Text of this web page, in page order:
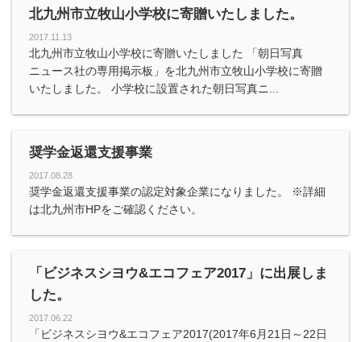
北九州市立牧山小学校に寄贈いたしました。
2017.11.13
北九州市立牧山小学校に寄贈いたしました 「朝日写真
ニュース社の専用掲示板」を北九州市立牧山小学校に寄贈
いたしました。 小学校に設置された朝日写真ニ...
奨学金返還支援事業
2017.08.28
奨学金返還支援事業の認定対象企業になりました。 ※詳細
は北九州市HPをご確認ください。
「ビジネスシヨウ&エコフェア2017」に出展しま
した。
2017.06.22
「ビジネスシヨウ&エコフェア2017(2017年6月21日～22日